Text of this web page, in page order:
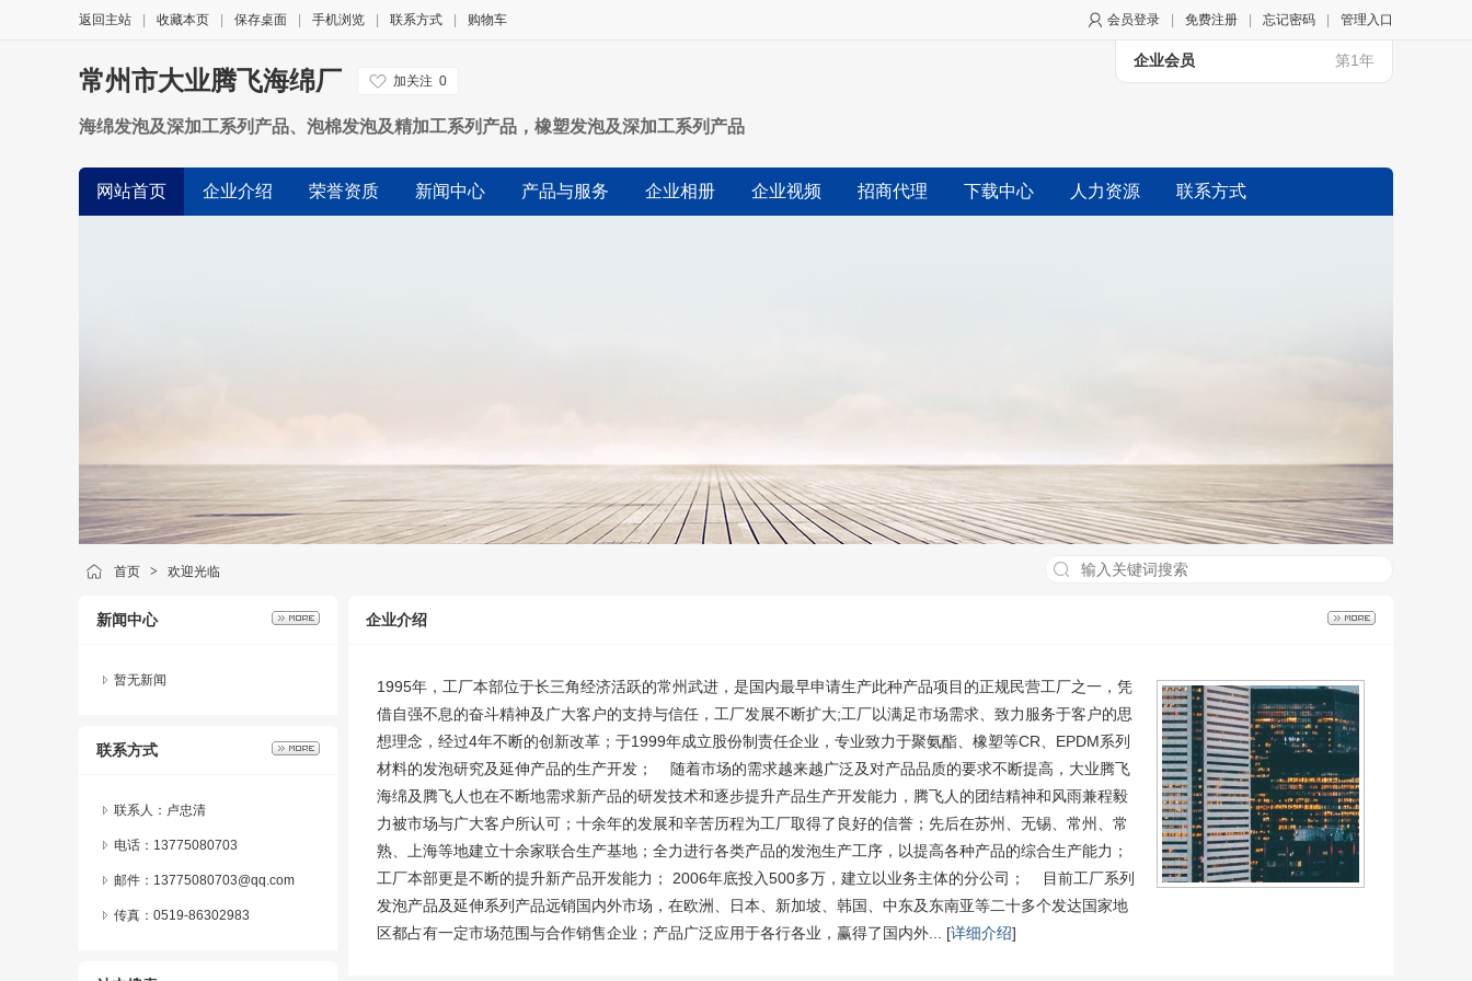
会员登录 免费注册 忘记密码 管理入口
返回主站 收藏本页 保存桌面 手机浏览 联系方式 购物车
企业会员 第1年
常州市大业腾飞海绵厂 加关注 0
海绵发泡及深加工系列产品、泡棉发泡及精加工系列产品，橡塑发泡及深加工系列产品
网站首页 企业介绍 荣誉资质 新闻中心 产品与服务 企业相册 企业视频 招商代理 下载中心 人力资源 联系方式
首页 > 欢迎光临
新闻中心
暂无新闻
联系方式
联系人：卢忠清
电话：13775080703
邮件：13775080703@qq.com
传真：0519-86302983
企业介绍
1995年，工厂本部位于长三角经济活跃的常州武进，是国内最早申请生产此种产品项目的正规民营工厂之一，凭
借自强不息的奋斗精神及广大客户的支持与信任，工厂发展不断扩大;工厂以满足市场需求、致力服务于客户的思
想理念，经过4年不断的创新改革；于1999年成立股份制责任企业，专业致力于聚氨酯、橡塑等CR、EPDM系列
材料的发泡研究及延伸产品的生产开发； 随着市场的需求越来越广泛及对产品品质的要求不断提高，大业腾飞
海绵及腾飞人也在不断地需求新产品的研发技术和逐步提升产品生产开发能力，腾飞人的团结精神和风雨兼程毅
力被市场与广大客户所认可；十余年的发展和辛苦历程为工厂取得了良好的信誉；先后在苏州、无锡、常州、常
熟、上海等地建立十余家联合生产基地；全力进行各类产品的发泡生产工序，以提高各种产品的综合生产能力；
工厂本部更是不断的提升新产品开发能力； 2006年底投入500多万，建立以业务主体的分公司； 目前工厂系列
发泡产品及延伸系列产品远销国内外市场，在欧洲、日本、新加坡、韩国、中东及东南亚等二十多个发达国家地
区都占有一定市场范围与合作销售企业；产品广泛应用于各行各业，赢得了国内外... [详细介绍]